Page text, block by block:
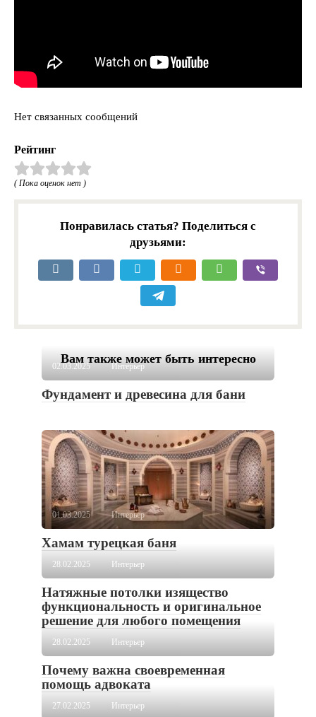
Нет связанных сообщений
Рейтинг
( Пока оценок нет )
Понравилась статья? Поделиться с
друзьями:
Вам также может быть интересно
02.03.2025 Интерьер
Фундамент и древесина для бани
01.03.2025 Интерьер
Хамам турецкая баня
28.02.2025 Интерьер
Натяжные потолки изящество
функциональность и оригинальное
решение для любого помещения
28.02.2025 Интерьер
Почему важна своевременная
помощь адвоката
27.02.2025 Интерьер